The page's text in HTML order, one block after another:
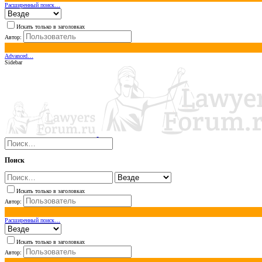
Расширенный поиск…
Искать только в заголовках
Автор:
Advanced…
Sidebar
Поиск
Искать только в заголовках
Автор:
Расширенный поиск…
Искать только в заголовках
Автор: